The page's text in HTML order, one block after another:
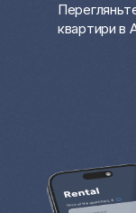
квартири в